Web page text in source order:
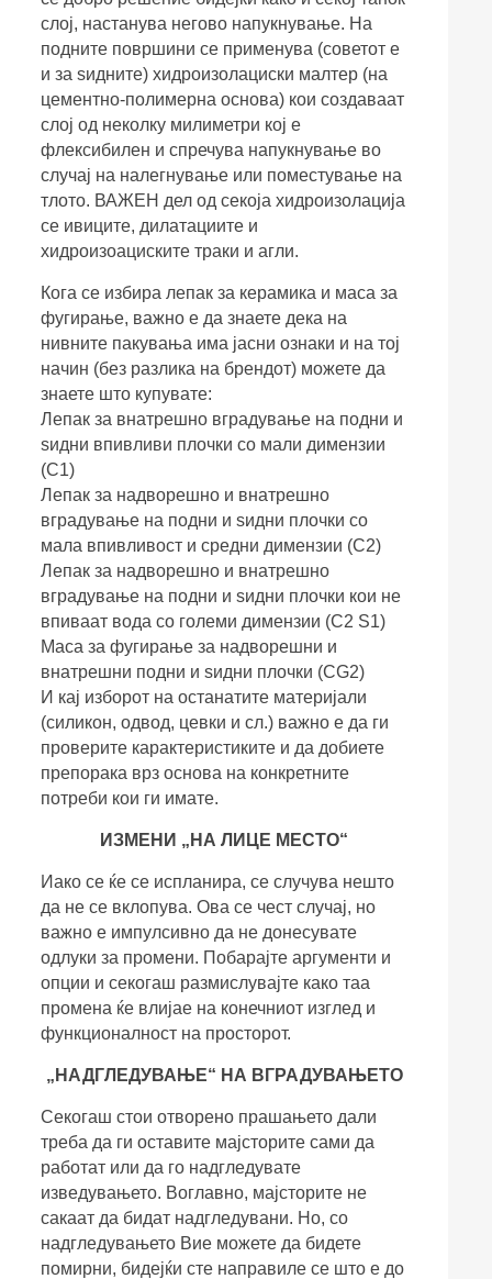
слој, настанува негово напукнување. На
подните површини се применува (советот е
и за ѕидните) хидроизолациски малтер (на
цементно-полимерна основа) кои создаваат
слој од неколку милиметри кој е
флексибилен и спречува напукнување во
случај на налегнување или поместување на
тлото. ВАЖЕН дел од секоја хидроизолација
се ивиците, дилатациите и
хидроизоациските траки и агли.
Кога се избира лепак за керамика и маса за
фугирање, важно е да знаете дека на
нивните пакувања има јасни ознаки и на тој
начин (без разлика на брендот) можете да
знаете што купувате:
Лепак за внатрешно вградување на подни и
ѕидни впивливи плочки со мали димензии
(C1)
Лепак за надворешно и внатрешно
вградување на подни и ѕидни плочки со
мала впивливост и средни димензии (C2)
Лепак за надворешно и внатрешно
вградување на подни и ѕидни плочки кои не
впиваат вода со големи димензии (C2 S1)
Маса за фугирање за надворешни и
внатрешни подни и ѕидни плочки (CG2)
И кај изборот на останатите материјали
(силикон, одвод, цевки и сл.) важно е да ги
проверите карактеристиките и да добиете
препорака врз основа на конкретните
потреби кои ги имате.
ИЗМЕНИ „НА ЛИЦЕ МЕСТО“
Иако се ќе се испланира, се случува нешто
да не се вклопува. Ова се чест случај, но
важно е импулсивно да не донесувате
одлуки за промени. Побарајте аргументи и
опции и секогаш размислувајте како таа
промена ќе влијае на конечниот изглед и
функционалност на просторот.
„НАДГЛЕДУВАЊЕ“ НА ВГРАДУВАЊЕТО
Секогаш стои отворено прашањето дали
треба да ги оставите мајсторите сами да
работат или да го надгледувате
изведувањето. Воглавно, мајсторите не
сакаат да бидат надгледувани. Но, со
надгледувањето Вие можете да бидете
помирни, бидејќи сте направиле се што е до